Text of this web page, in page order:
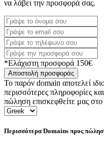
να λάβει την προσφορά σας.
*Ελάχιστη προσφορά 150€
Αποστολή προσφοράς
Το παρόν domain αποτελεί
περισσότερες πληροφορίες
πώληση επισκεφθείτε μας στο
Περισσότερα Domains προς